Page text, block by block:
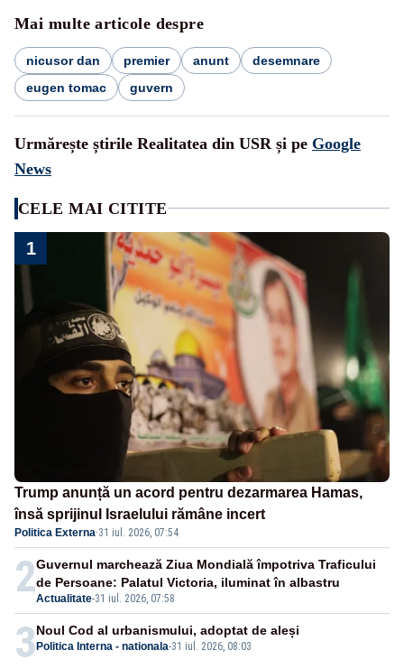
Mai multe articole despre
nicusor dan premier anunt
desemnare
eugen tomac
guvern
Urmărește știrile Realitatea din USR și pe Google
News
CELE MAI CITITE
1
Trump anunță un acord pentru dezarmarea Hamas,
însă sprijinul Israelului rămâne incert
Politica Externa·31 iul. 2026, 07:54
2Actualitate-31 iul. 2026, 07:58
Guvernul marchează Ziua Mondială împotriva Traficului
de Persoane: Palatul Victoria, iluminat în albastru
3 Politica Interna - nationala-31 iul. 2026, 08:03
Noul Cod al urbanismului, adoptat de aleși